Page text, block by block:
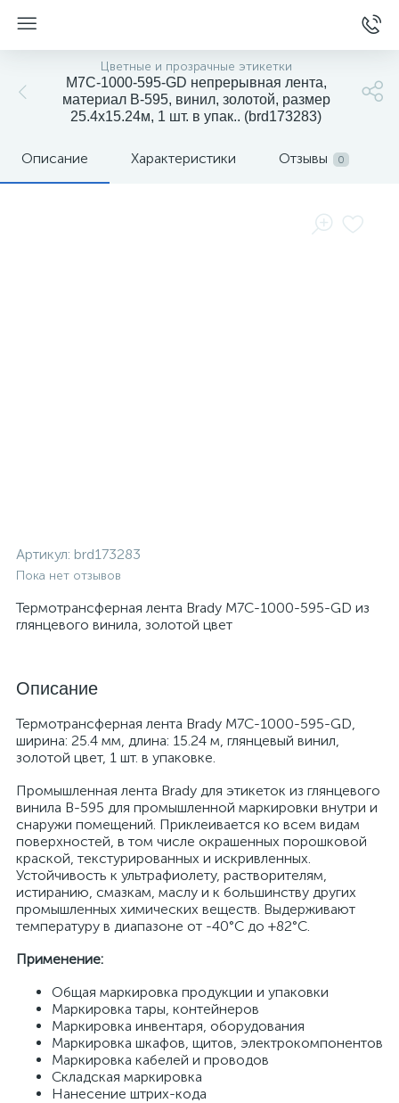
Цветные и прозрачные этикетки
M7C-1000-595-GD непрерывная лента,
материал B-595, винил, золотой, размер
25.4х15.24м, 1 шт. в упак.. (brd173283)
Описание Характеристики Отзывы 0
Артикул: brd173283
Пока нет отзывов
Термотрансферная лента Brady M7C-1000-595-GD из
глянцевого винила, золотой цвет
Описание
Термотрансферная лента Brady M7C-1000-595-GD,
ширина: 25.4 мм, длина: 15.24 м, глянцевый винил,
золотой цвет, 1 шт. в упаковке.
Промышленная лента Brady для этикеток из глянцевого
винила B-595 для промышленной маркировки внутри и
снаружи помещений. Приклеивается ко всем видам
поверхностей, в том числе окрашенных порошковой
краской, текстурированных и искривленных.
Устойчивость к ультрафиолету, растворителям,
истиранию, смазкам, маслу и к большинству других
промышленных химических веществ. Выдерживают
температуру в диапазоне от -40°C до +82°C.
Применение:
Общая маркировка продукции и упаковки
Маркировка тары, контейнеров
Маркировка инвентаря, оборудования
Маркировка шкафов, щитов, электрокомпонентов
Маркировка кабелей и проводов
Складская маркировка
Нанесение штрих-кода